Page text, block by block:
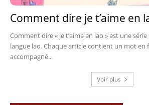
Comment dire je t’aime en
Comment dire « je t’aime en lao » est une
langue lao. Chaque article contient un mot en
accompagné...
Voir plus